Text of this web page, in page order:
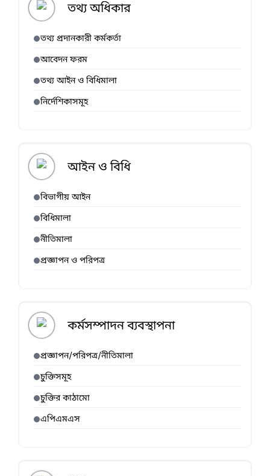
তথ্য অধিকার
তথ্য প্রদানকারী কর্মকর্তা
আবেদন ফরম
তথ্য আইন ও বিধিমালা
নির্দেশিকাসমূহ
আইন ও বিধি
বিভাগীয় আইন
বিধিমালা
নীতিমালা
প্রজ্ঞাপন ও পরিপত্র
কর্মসম্পাদন ব্যবস্থাপনা
প্রজ্ঞাপন/পরিপত্র/নীতিমালা
চুক্তিসমূহ
চুক্তির কাঠামো
এপিএমএস